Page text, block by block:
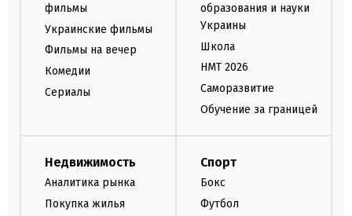
фильмы
Украинские фильмы
Фильмы на вечер
Комедии
Сериалы
образования и науки
Украины
Школа
НМТ 2026
Саморазвитие
Обучение за границей
Недвижимость
Аналитика рынка
Покупка жилья
Спорт
Бокс
Футбол